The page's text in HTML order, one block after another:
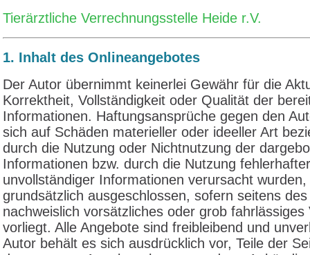
Tierärztliche Verrechnungsstelle Heide r.V.
1. Inhalt des Onlineangebotes
Der Autor übernimmt keinerlei Gewähr für die
Korrektheit, Vollständigkeit oder Qualität der
Informationen. Haftungsansprüche gegen den
sich auf Schäden materieller oder ideeller Art
durch die Nutzung oder Nichtnutzung der
Informationen bzw. durch die Nutzung
unvollständiger Informationen verursacht wurden,
grundsätzlich ausgeschlossen, sofern seitens
nachweislich vorsätzliches oder grob fahrlässiges
vorliegt. Alle Angebote sind freibleibend und
Autor behält es sich ausdrücklich vor, Teile der